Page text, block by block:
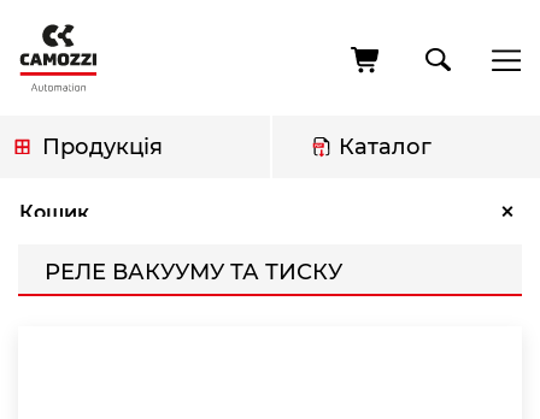
основного
вмісту
Продукція Каталог
Кошик ×
навіґації
РЕЛЕ ВАКУУМУ ТА ТИСКУ